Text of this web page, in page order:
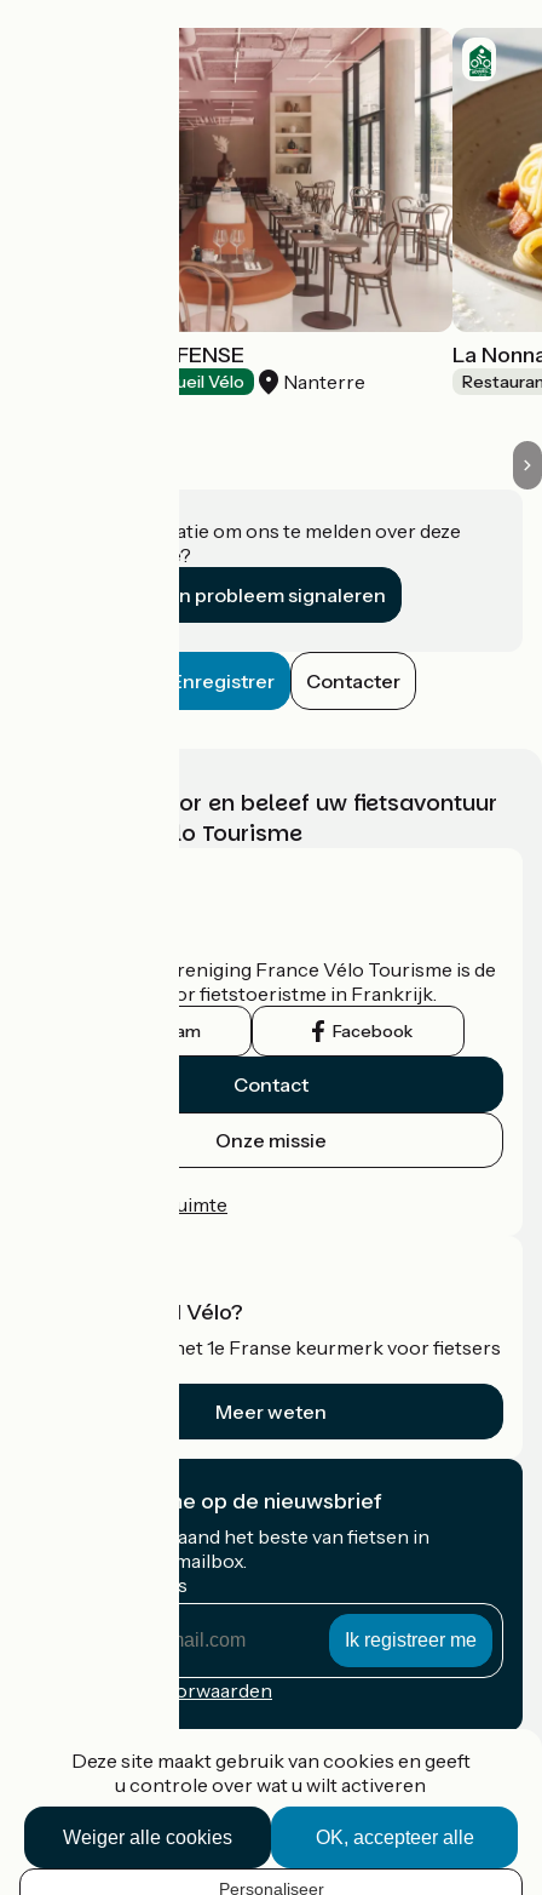
NOCCIO LA DEFENSE
Accueil Vélo Nanterre
La
Heeft u informatie om ons te melden over deze
accommodatie?
Een probleem signaleren
Enregistrer Contacter
Kies, bereid voor en beleef uw fietsavontuur
met France Vélo Tourisme
De nationale vereniging France Vélo Tourisme is de
officiële gids voor fietstoeristme in Frankrijk.
Instagram Facebook
Contact
Onze missie
Professionele ruimte
Wat is Accueil Vélo?
Accueil Vélo is het 1e Franse keurmerk voor fietsers
Meer weten
Ik abonneer me op de nieuwsbrief
Ontvang elke maand het beste van fietsen in
Frankrijk in uw mailbox.
Mijn e-mailadres
Inschrijvingsvoorwaarden
Accueil Vélo Pro
Contact
Deze site maakt gebruik van cookies en geeft
u controle over wat u wilt activeren
OK, accepteer alle
Weiger alle cookies
Personaliseer